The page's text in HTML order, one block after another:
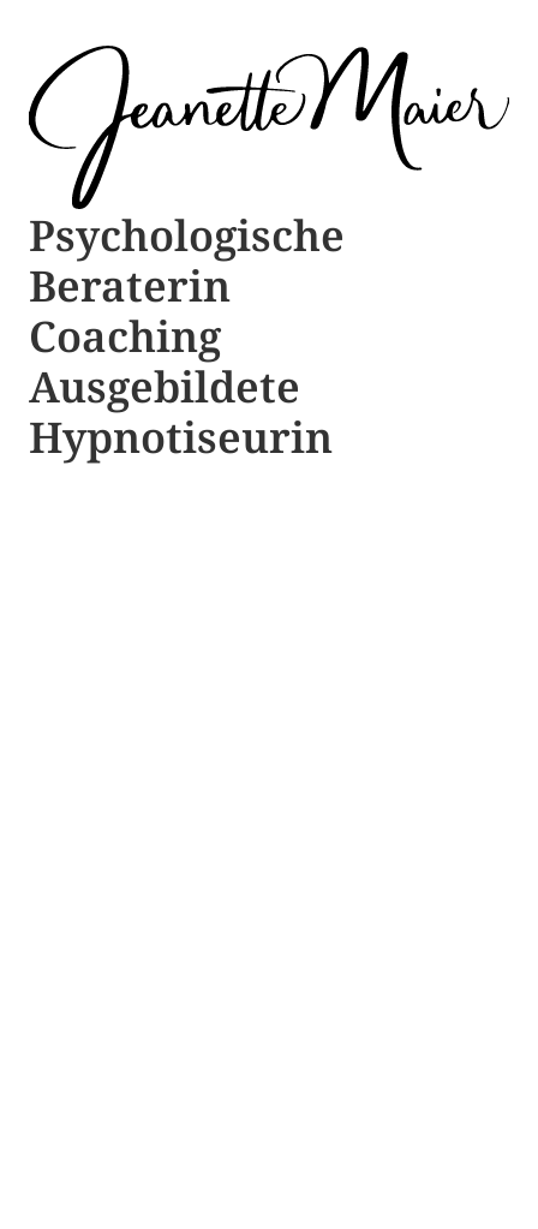
Psychologische ​​
Beraterin
Coaching
Ausgebildete​ ​
Hypnotiseurin